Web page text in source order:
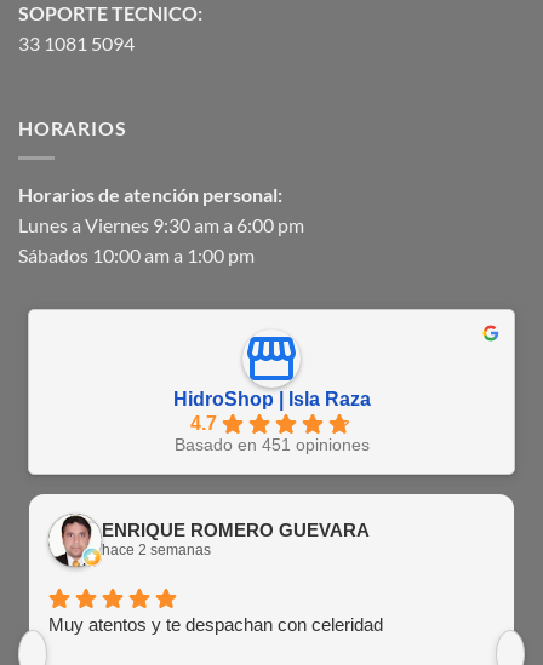
SOPORTE TECNICO:
33 1081 5094
HORARIOS
Horarios de atención personal:
Lunes a Viernes 9:30 am a 6:00 pm
Sábados 10:00 am a 1:00 pm
HidroShop | Isla Raza
4.7
Basado en 451 opiniones
ENRIQUE ROMERO GUEVARA
hace 2 semanas
Muy atentos y te despachan con celeridad